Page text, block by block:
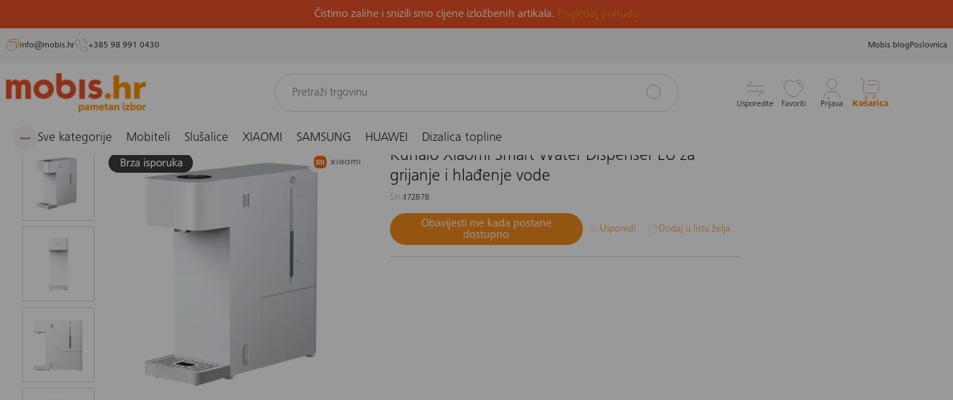
Preskoči
Čistimo zalihe i snizili smo cijene izložbenih artikala. Pogledaj ponudu
info@mobis.hr +385 98 991 0430 Mobis blog Poslovnica
Usporedite Favoriti Prijava Košarica
Sve kategorije Mobiteli Slušalice XIAOMI SAMSUNG HUAWEI Dizalica topline
Smarthome, kućanski aparati i osobna njega
Kuhalo Xiaomi Smart Water Dispenser EU za
grijanje i hlađenje vode
Šifra172878
Obavijesti me kada postane
dostupno
Usporedi Dodaj u listu želja